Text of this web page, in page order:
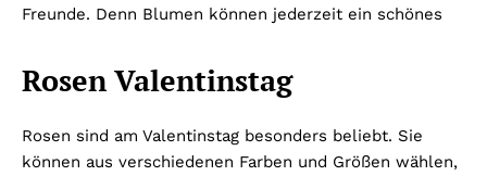
Freunde. Denn Blumen können jederzeit ein schönes
Rosen Valentinstag
Rosen sind am Valentinstag besonders beliebt. Sie
können aus verschiedenen Farben und Größen wählen,